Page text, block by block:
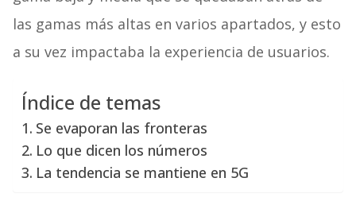
las gamas más altas en varios apartados, y esto
a su vez impactaba la experiencia de usuarios.
Índice de temas
Se evaporan las fronteras
Lo que dicen los números
La tendencia se mantiene en 5G